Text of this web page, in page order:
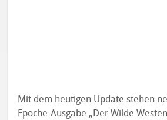
Mit dem heutigen Update stehen
Epoche-Ausgabe „Der Wilde